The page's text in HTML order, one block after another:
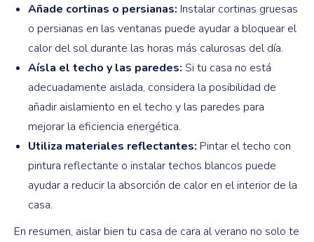
Añade cortinas o persianas: Instalar cortinas gruesas
o persianas en las ventanas puede ayudar a bloquear el
calor del sol durante las horas más calurosas del día.
Aísla el techo y las paredes: Si tu casa no está
adecuadamente aislada, considera la posibilidad de
añadir aislamiento en el techo y las paredes para
mejorar la eficiencia energética.
Utiliza materiales reflectantes: Pintar el techo con
pintura reflectante o instalar techos blancos puede
ayudar a reducir la absorción de calor en el interior de la
casa.
En resumen, aislar bien tu casa de cara al verano no solo te